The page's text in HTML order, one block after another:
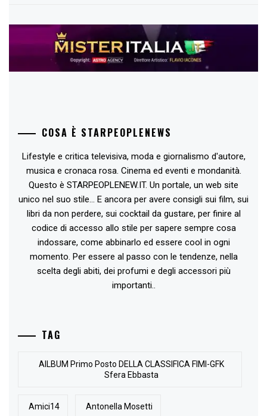
COSA È STARPEOPLENEWS
Lifestyle e critica televisiva, moda e giornalismo d'autore,
musica e cronaca rosa. Cinema ed eventi e mondanità.
Questo è STARPEOPLENEW.IT. Un portale, un web site
unico nel suo stile... E ancora per avere consigli sui film, sui
libri da non perdere, sui cocktail da gustare, per finire al
codice di accesso allo stile per sapere sempre cosa
indossare, come abbinarlo ed essere cool in ogni
momento. Per essere al passo con le tendenze, nella
scelta degli abiti, dei profumi e degli accessori più
importanti..
TAG
AlLBUM Primo Posto DELLA CLASSIFICA FIMI-GFK
Sfera Ebbasta
Amici14 Antonella Mosetti